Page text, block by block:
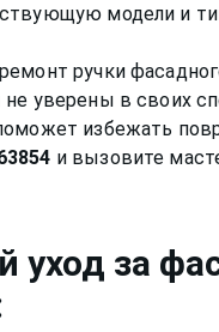
модели и
ручки
уверены в своих
избежать
уход за